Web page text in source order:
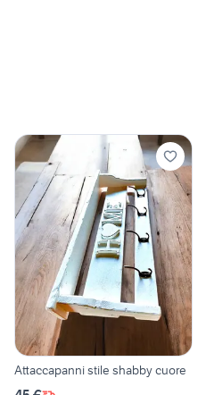
Attaccapanni stile shabby cuore